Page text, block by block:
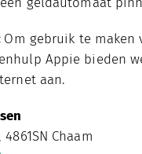
Om gebruik te maken
Appie bieden
aan.
Chaam